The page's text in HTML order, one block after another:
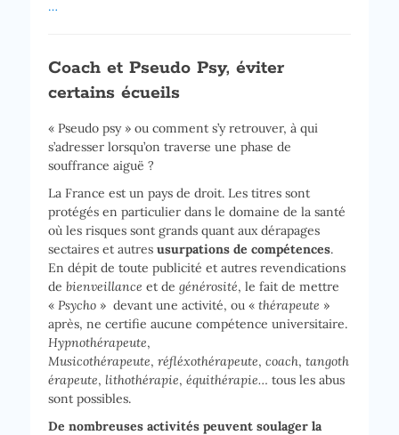
…
Coach et Pseudo Psy, éviter
certains écueils
« Pseudo psy » ou comment s’y retrouver, à qui
s’adresser lorsqu’on traverse une phase de
souffrance aiguë ?
La France est un pays de droit. Les titres sont
protégés en particulier dans le domaine de la santé
où les risques sont grands quant aux dérapages
sectaires et autres usurpations de compétences.
En dépit de toute publicité et autres revendications
de bienveillance et de générosité, le fait de mettre
« Psycho » devant une activité, ou « thérapeute »
après, ne certifie aucune compétence universitaire.
Hypnothérapeute,
Musicothérapeute, réfléxothérapeute, coach, tangoth
érapeute, lithothérapie, équithérapie… tous les abus
sont possibles.
De nombreuses activités peuvent soulager la